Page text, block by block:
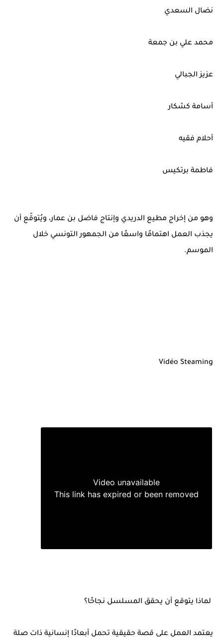
نضال السعدي
محمد علي بن جمعة
عزيز الجبالي
أسامة كشكار
أحلام فقيه
فاطمة برتكيس
وهو من إخراج مطيع الدريدي وإنتاج فاضل بن عمار، ويُتوقّع أن
يجذب العمل اهتمامًا واسعًا من الجمهور التونسي خلال
الموسم.
Vidéo Steaming
لماذا يتوقع أن يحقق المسلسل نجاحًا؟
يعتمد العمل على قصة حقيقية تحمل أبعادًا إنسانية ذات صلة